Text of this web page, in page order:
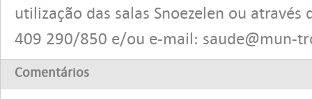
utilização das salas Snoezelen ou através
409 290/850 e/ou e-mail: saude@mun-
Comentários